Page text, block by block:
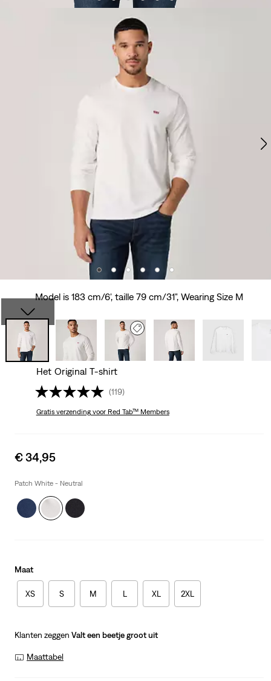
Model is 183 cm/6', taille 79 cm/31", Wearing Size M
Het Original T-shirt
(119)
Gratis verzendingvoor Red Tab™ Members
Sale
is
€ 34,95
Patch White - Neutral
Maat
XS S M L XL 2XL
Klanten zeggen Valt een beetje groot uit
Maattabel